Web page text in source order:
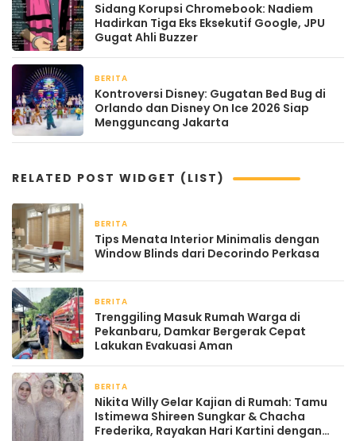
Sidang Korupsi Chromebook: Nadiem
Hadirkan Tiga Eks Eksekutif Google, JPU
Gugat Ahli Buzzer
BERITA
Kontroversi Disney: Gugatan Bed Bug di
Orlando dan Disney On Ice 2026 Siap
Mengguncang Jakarta
RELATED POST WIDGET (LIST)
BERITA
Tips Menata Interior Minimalis dengan
Window Blinds dari Decorindo Perkasa
BERITA
Trenggiling Masuk Rumah Warga di
Pekanbaru, Damkar Bergerak Cepat
Lakukan Evakuasi Aman
BERITA
Nikita Willy Gelar Kajian di Rumah: Tamu
Istimewa Shireen Sungkar & Chacha
Frederika, Rayakan Hari Kartini dengan